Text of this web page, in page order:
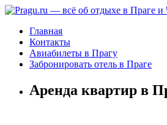
Главная
Контакты
Авиабилеты в Прагу
Забронировать отель в Праге
Аренда квартир в